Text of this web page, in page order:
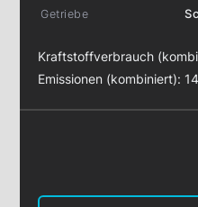
Getriebe
Kraftstoffverbrauch
Emissionen (kombiniert):